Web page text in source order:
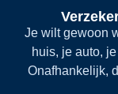
Je wilt gewoon
huis, je auto,
Onafhankelijk,